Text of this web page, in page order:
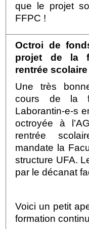
que le projet
FFPC !
Octroi de
projet de la
rentrée scolaire
Une très
cours de la
Laborantin-e-s
octroyée à
rentrée
mandate la
structure UFA.
par le décanat
Voici un petit
formation